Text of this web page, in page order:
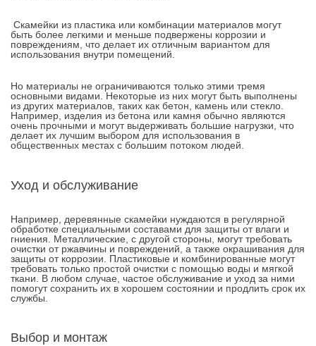
Скамейки из пластика или комбинации материалов могут
быть более легкими и меньше подвержены коррозии и
повреждениям, что делает их отличным вариантом для
использования внутри помещений.
Но материалы не ограничиваются только этими тремя
основными видами. Некоторые из них могут быть выполнены
из других материалов, таких как бетон, камень или стекло.
Например, изделия из бетона или камня обычно являются
очень прочными и могут выдерживать большие нагрузки, что
делает их лучшим выбором для использования в
общественных местах с большим потоком людей.
Уход и обслуживание
Например, деревянные скамейки нуждаются в регулярной
обработке специальными составами для защиты от влаги и
гниения. Металлические, с другой стороны, могут требовать
очистки от ржавчины и повреждений, а также окрашивания для
защиты от коррозии. Пластиковые и комбинированные могут
требовать только простой очистки с помощью воды и мягкой
ткани. В любом случае, частое обслуживание и уход за ними
помогут сохранить их в хорошем состоянии и продлить срок их
службы.
Выбор и монтаж